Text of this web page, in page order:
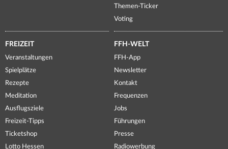
Themen-Ticker
Voting
FREIZEIT
Veranstaltungen
Spielplätze
Rezepte
Meditation
Ausflugsziele
Freizeit-Tipps
Ticketshop
Lotto Hessen
FFH-WELT
FFH-App
Newsletter
Kontakt
Frequenzen
Jobs
Führungen
Presse
Radiowerbung